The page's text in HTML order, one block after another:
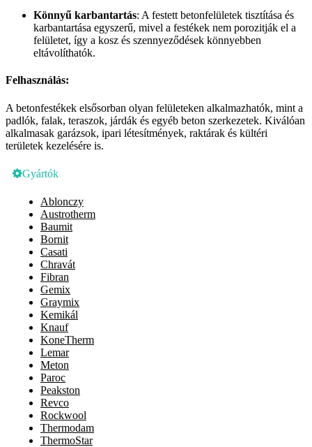
Könnyű karbantartás: A festett betonfelületek tisztítása és
karbantartása egyszerű, mivel a festékek nem porozitják el a
felületet, így a kosz és szennyeződések könnyebben
eltávolíthatók.
Felhasználás:
A betonfestékek elsősorban olyan felületeken alkalmazhatók, mint a
padlók, falak, teraszok, járdák és egyéb beton szerkezetek. Kiválóan
alkalmasak garázsok, ipari létesítmények, raktárak és kültéri
területek kezelésére is.
Gyártók
Ablonczy
Austrotherm
Baumit
Bornit
Casati
Chravát
Fibran
Gemix
Graymix
Kemikál
Knauf
KoneTherm
Lemar
Meton
Paroc
Peakston
Revco
Rockwool
Thermodam
ThermoStar